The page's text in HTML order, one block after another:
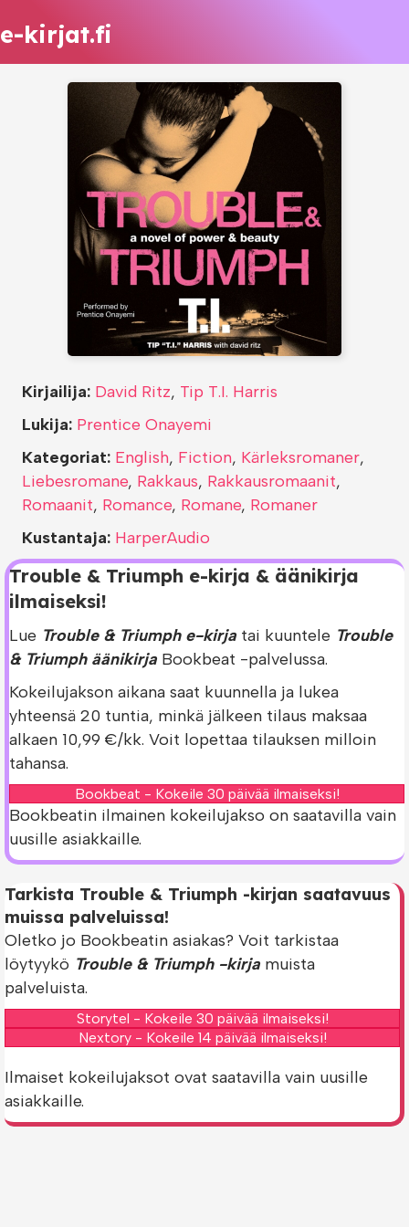
e-kirjat.fi
Trouble & Triumph e-kirja & äänikirja
ilmaiseksi!
Lue Trouble & Triumph e-kirja tai kuuntele Trouble
& Triumph äänikirja Bookbeat -palvelussa.
Kokeilujakson aikana saat kuunnella ja lukea
yhteensä 20 tuntia, minkä jälkeen tilaus maksaa
alkaen 10,99 €/kk. Voit lopettaa tilauksen milloin
tahansa.
Bookbeat - Kokeile 30 päivää ilmaiseksi!
Bookbeatin ilmainen kokeilujakso on saatavilla vain
uusille asiakkaille.
Kirjailija: David Ritz, Tip T.I. Harris
Lukija: Prentice Onayemi
Kategoriat: English, Fiction, Kärleksromaner,
Liebesromane, Rakkaus, Rakkausromaanit,
Romaanit, Romance, Romane, Romaner
Kustantaja: HarperAudio
Tarkista Trouble & Triumph -kirjan saatavuus
muissa palveluissa!
Oletko jo Bookbeatin asiakas? Voit tarkistaa
löytyykö Trouble & Triumph -kirja muista
palveluista.
Storytel - Kokeile 30 päivää ilmaiseksi!
Nextory - Kokeile 14 päivää ilmaiseksi!
Ilmaiset kokeilujaksot ovat saatavilla vain uusille
asiakkaille.